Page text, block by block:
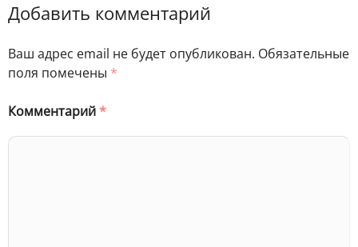
Добавить комментарий
Ваш адрес email не будет опубликован. Обязательные
поля помечены *
Комментарий*